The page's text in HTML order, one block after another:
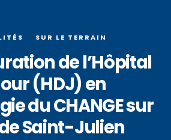
SUR LE TERRAIN
de l’Hôpital
(HDJ) en
du CHANGE sur
Saint-Julien